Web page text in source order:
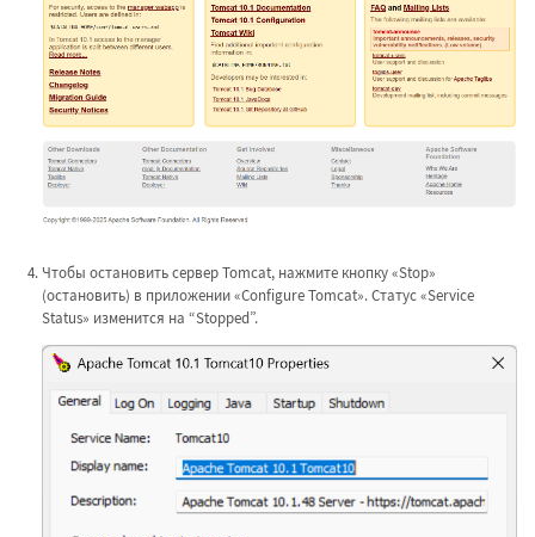
Чтобы остановить сервер Tomcat, нажмите кнопку «Stop»
(остановить) в приложении «Configure Tomcat». Статус «Service
Status» изменится на “Stopped”.